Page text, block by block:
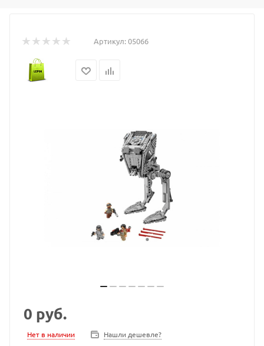
Артикул:05066
0 руб.
Нет в наличии Нашли дешевле?